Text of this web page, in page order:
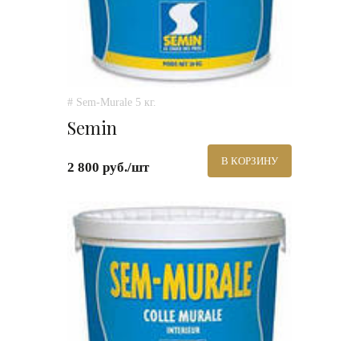
# Sem-Murale 5 кг.
Semin
2 800 руб./шт В КОРЗИНУ